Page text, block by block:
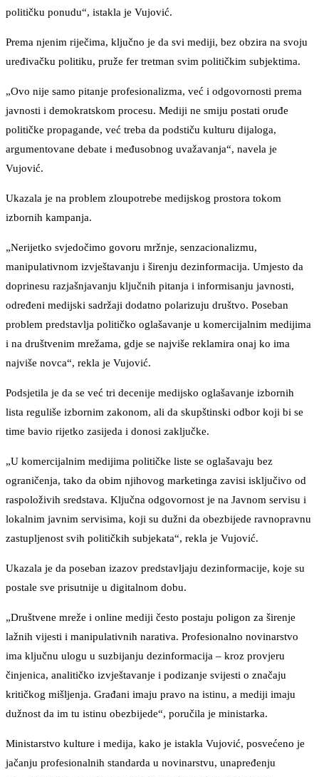
političku ponudu“, istakla je Vujović.
Prema njenim riječima, ključno je da svi mediji, bez obzira na svoju
uređivačku politiku, pruže fer tretman svim političkim subjektima.
„Ovo nije samo pitanje profesionalizma, već i odgovornosti prema
javnosti i demokratskom procesu. Mediji ne smiju postati oruđe
političke propagande, već treba da podstiču kulturu dijaloga,
argumentovane debate i međusobnog uvažavanja“, navela je
Vujović.
Ukazala je na problem zloupotrebe medijskog prostora tokom
izbornih kampanja.
„Nerijetko svjedočimo govoru mržnje, senzacionalizmu,
manipulativnom izvještavanju i širenju dezinformacija. Umjesto da
doprinesu razjašnjavanju ključnih pitanja i informisanju javnosti,
određeni medijski sadržaji dodatno polarizuju društvo. Poseban
problem predstavlja političko oglašavanje u komercijalnim medijima
i na društvenim mrežama, gdje se najviše reklamira onaj ko ima
najviše novca“, rekla je Vujović.
Podsjetila je da se već tri decenije medijsko oglašavanje izbornih
lista reguliše izbornim zakonom, ali da skupštinski odbor koji bi se
time bavio rijetko zasijeda i donosi zaključke.
„U komercijalnim medijima političke liste se oglašavaju bez
ograničenja, tako da obim njihovog marketinga zavisi isključivo od
raspoloživih sredstava. Ključna odgovornost je na Javnom servisu i
lokalnim javnim servisima, koji su dužni da obezbijede ravnopravnu
zastupljenost svih političkih subjekata“, rekla je Vujović.
Ukazala je da poseban izazov predstavljaju dezinformacije, koje su
postale sve prisutnije u digitalnom dobu.
„Društvene mreže i online mediji često postaju poligon za širenje
lažnih vijesti i manipulativnih narativa. Profesionalno novinarstvo
ima ključnu ulogu u suzbijanju dezinformacija – kroz provjeru
činjenica, analitičko izvještavanje i podizanje svijesti o značaju
kritičkog mišljenja. Građani imaju pravo na istinu, a mediji imaju
dužnost da im tu istinu obezbijede“, poručila je ministarka.
Ministarstvo kulture i medija, kako je istakla Vujović, posvećeno je
jačanju profesionalnih standarda u novinarstvu, unapređenju